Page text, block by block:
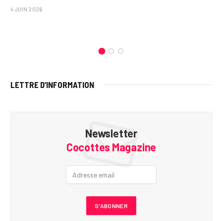
4 JUIN 2026
LETTRE D’INFORMATION
Newsletter
Cocottes Magazine